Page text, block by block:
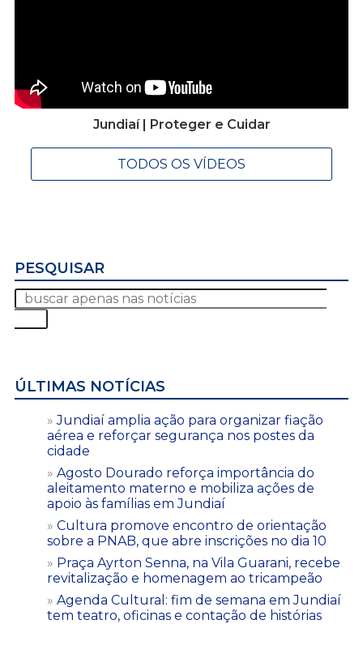
Jundiaí | Proteger e Cuidar
TODOS OS VÍDEOS
PESQUISAR
ÚLTIMAS NOTÍCIAS
Jundiaí amplia ação para organizar fiação
aérea e reforçar segurança nos postes da
cidade
Agosto Dourado reforça importância do
aleitamento materno e mobiliza ações de
apoio às famílias em Jundiaí
Cultura promove encontro de orientação
sobre a PNAB, que abre inscrições no dia 10
Praça Ayrton Senna, na Vila Guarani, recebe
revitalização e homenagem ao tricampeão
Agenda Cultural: fim de semana em Jundiaí
tem teatro, oficinas e contação de histórias